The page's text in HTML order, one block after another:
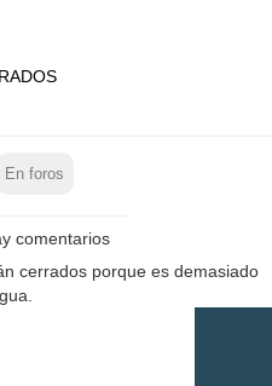
En foros
comentarios
cerrados porque es demasiado